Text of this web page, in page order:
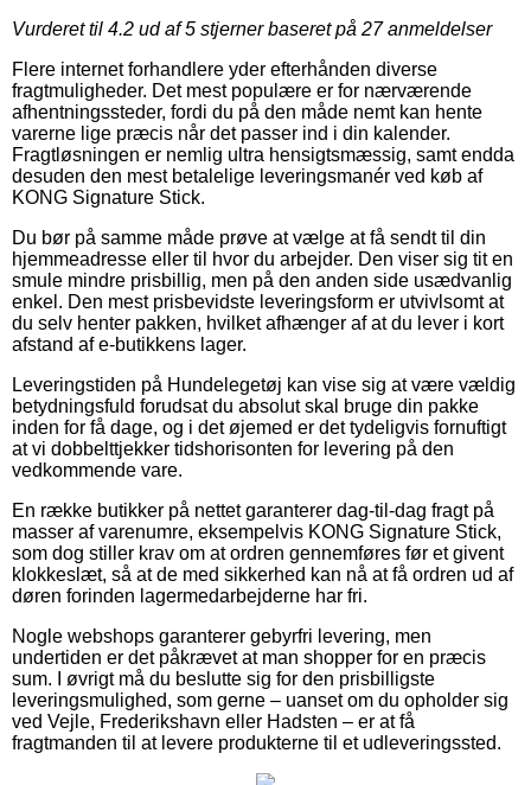
Vurderet til 4.2 ud af 5 stjerner baseret på 27anmeldelser
Flere internet forhandlere yder efterhånden diverse
fragtmuligheder. Det mest populære er for nærværende
afhentningssteder, fordi du på den måde nemt kan hente
varerne lige præcis når det passer ind i din kalender.
Fragtløsningen er nemlig ultra hensigtsmæssig, samt endda
desuden den mest betalelige leveringsmanér ved køb af
KONG Signature Stick.
Du bør på samme måde prøve at vælge at få sendt til din
hjemmeadresse eller til hvor du arbejder. Den viser sig tit en
smule mindre prisbillig, men på den anden side usædvanlig
enkel. Den mest prisbevidste leveringsform er utvivlsomt at
du selv henter pakken, hvilket afhænger af at du lever i kort
afstand af e-butikkens lager.
Leveringstiden på Hundelegetøj kan vise sig at være vældig
betydningsfuld forudsat du absolut skal bruge din pakke
inden for få dage, og i det øjemed er det tydeligvis fornuftigt
at vi dobbelttjekker tidshorisonten for levering på den
vedkommende vare.
En række butikker på nettet garanterer dag-til-dag fragt på
masser af varenumre, eksempelvis KONG Signature Stick,
som dog stiller krav om at ordren gennemføres før et givent
klokkeslæt, så at de med sikkerhed kan nå at få ordren ud af
døren forinden lagermedarbejderne har fri.
Nogle webshops garanterer gebyrfri levering, men
undertiden er det påkrævet at man shopper for en præcis
sum. I øvrigt må du beslutte sig for den prisbilligste
leveringsmulighed, som gerne – uanset om du opholder sig
ved Vejle, Frederikshavn eller Hadsten – er at få
fragtmanden til at levere produkterne til et udleveringssted.